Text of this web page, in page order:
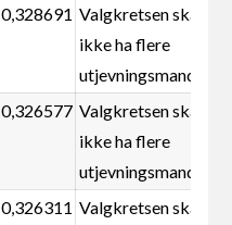
0,328691 Valgkretsen skal
ikke ha flere
utjevningsmandater
0,326577 Valgkretsen skal
ikke ha flere
utjevningsmandater
0,326311 Valgkretsen skal